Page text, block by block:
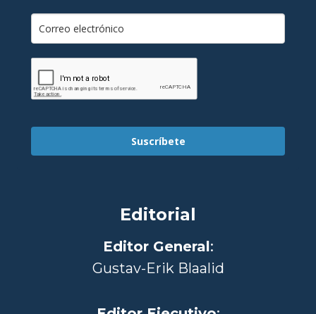
Suscríbete
Editorial
Editor General:
Gustav-Erik Blaalid